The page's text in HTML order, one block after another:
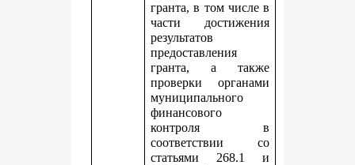
гранта, в том числе в
части достижения
результатов
предоставления
гранта, а также
проверки органами
муниципального
финансового
контроля в
соответствии со
статьями 268.1 и